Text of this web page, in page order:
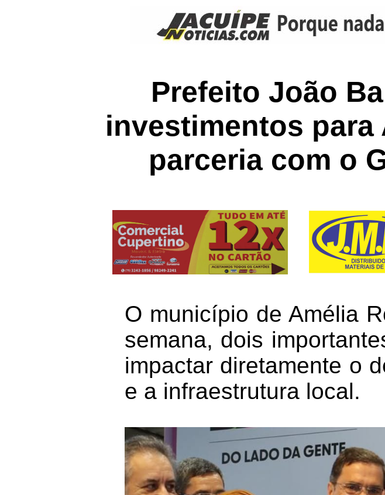
Prefeito João
investimentos para
parceria com o
O município de Amélia
semana, dois
impactar diretamente o
e a infraestrutura local.